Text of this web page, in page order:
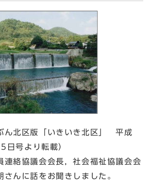
ん北区版「いきいき北区」 平成
号より転載）
連絡協議会会長，社会福祉協議会会
さんに話をお聞きしました。